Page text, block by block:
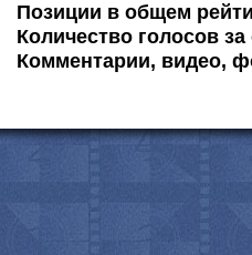
Позиции в общем
Количество голосов за
Комментарии, видео,